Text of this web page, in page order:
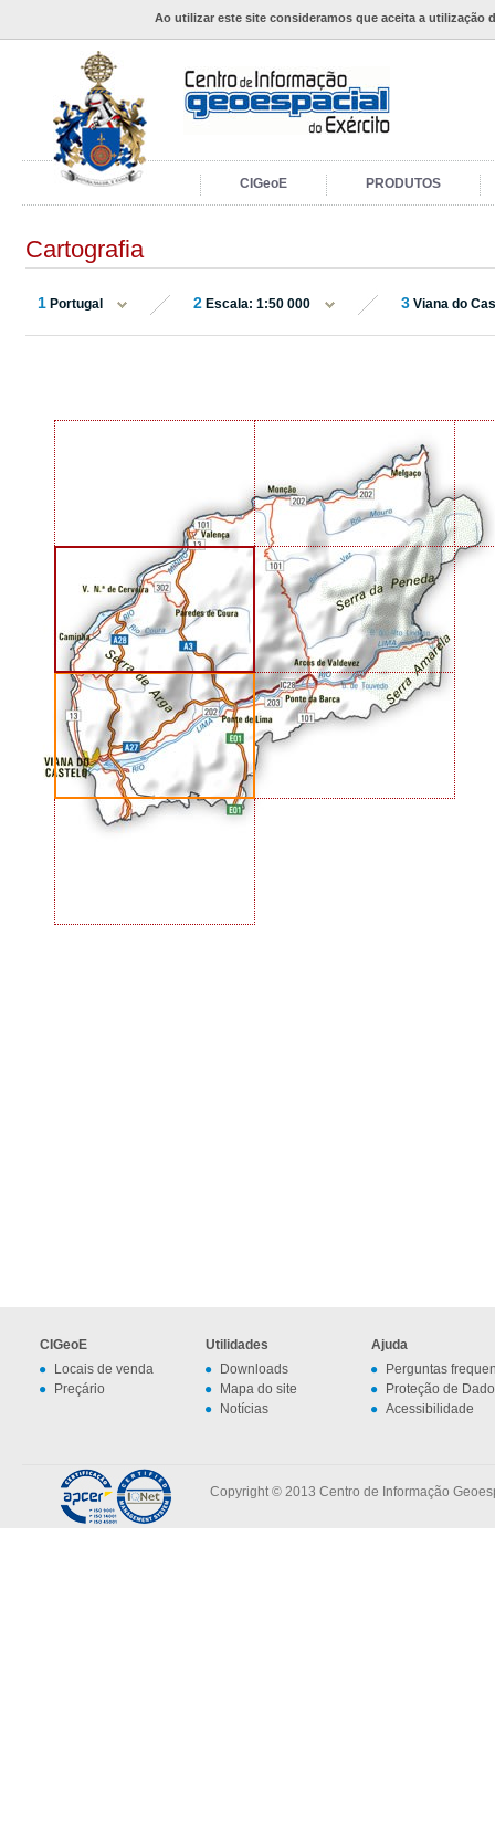
Ao utilizar este site consideramos que aceita a utilização
CIGeoE PRODUTOS
Cartografia
1 Portugal 2 Escala: 1:50 000 3 Viana do
CIGeoE
Locais de venda
Preçário
Utilidades
Downloads
Mapa do site
Notícias
Ajuda
Perguntas
Proteção de
Acessibilidade
Copyright © 2013 Centro de Informação